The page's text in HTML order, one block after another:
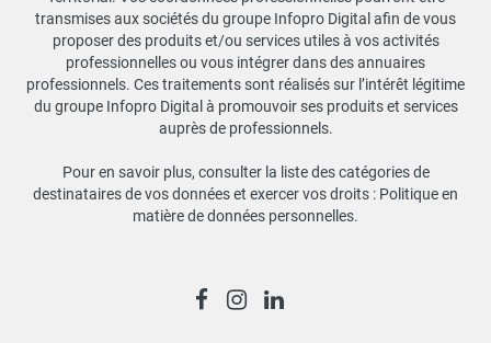
transmises aux sociétés du groupe Infopro Digital afin de vous
proposer des produits et/ou services utiles à vos activités
professionnelles ou vous intégrer dans des annuaires
professionnels. Ces traitements sont réalisés sur l’intérêt légitime
du groupe Infopro Digital à promouvoir ses produits et services
auprès de professionnels.
Pour en savoir plus, consulter la liste des catégories de
destinataires de vos données et exercer vos droits : Politique en
matière de données personnelles.